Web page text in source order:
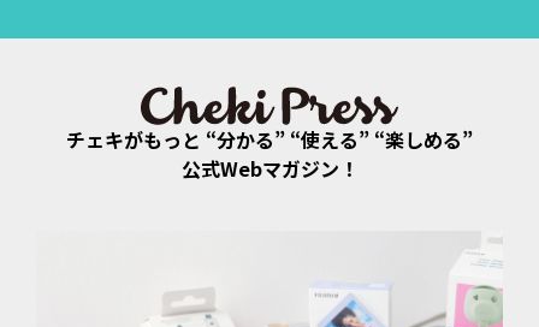
チェキがもっと “分かる” “使える” “楽しめる”
公式Webマガジン！